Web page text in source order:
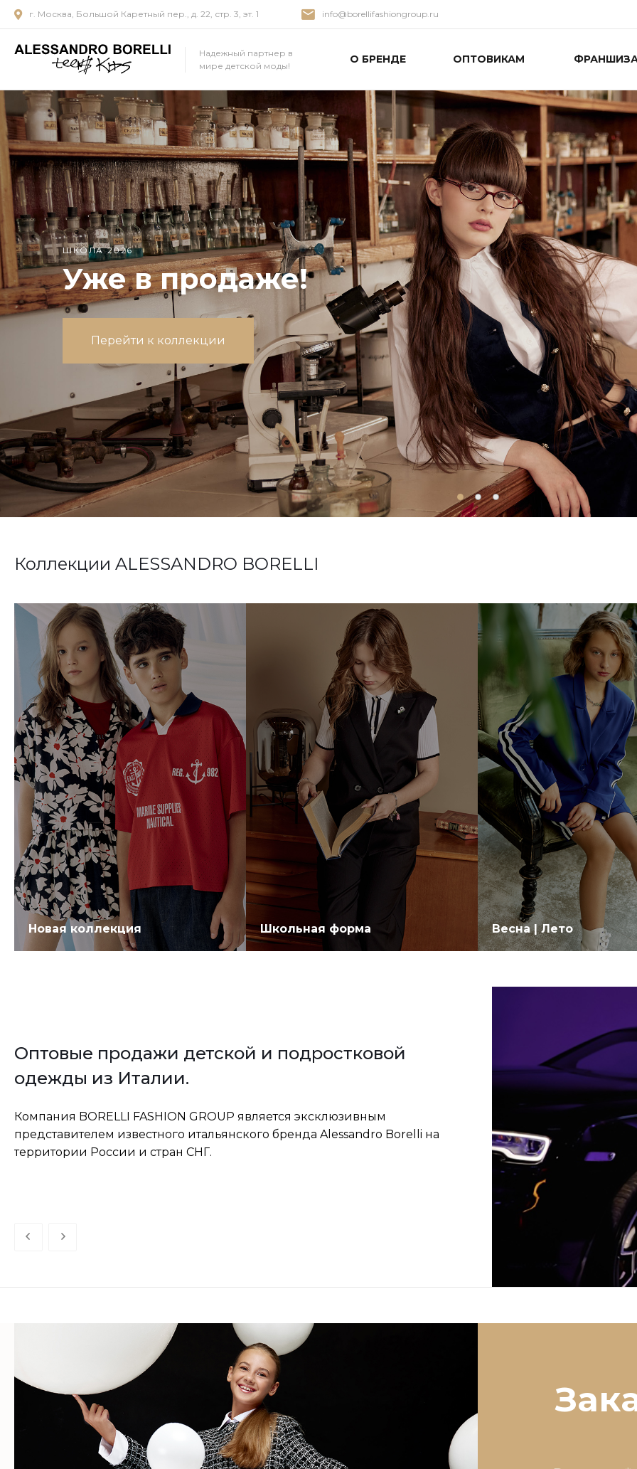
г. Москва, Большой Каретный пер., д. 22, стр. 3, эт. 1 info@borellifashiongroup.ru
Надежный партнер в
мире детской моды!
О БРЕНДЕ ОПТОВИКАМ
Школьная классика
Коллекции ALESSANDRO BORELLI
Новая коллекция Школьная форма Весна | Лето
Оптовые продажи детской и подростковой
одежды из Италии.
Компания BORELLI FASHION GROUP является эксклюзивным
представителем известного итальянского бренда Alessandro Borelli на
территории России и стран СНГ.